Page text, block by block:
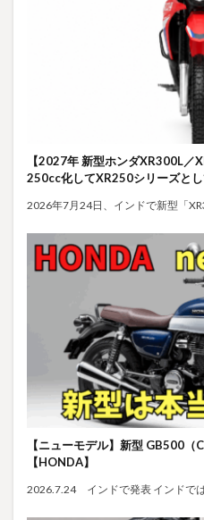
【2027年 新型ホンダXR300L／
250cc化してXR250シリーズと
2026年7月24日、インドで新型「
【ニューモデル】新型 GB500
【HONDA】
2026.7.24 インドで発表 インドで